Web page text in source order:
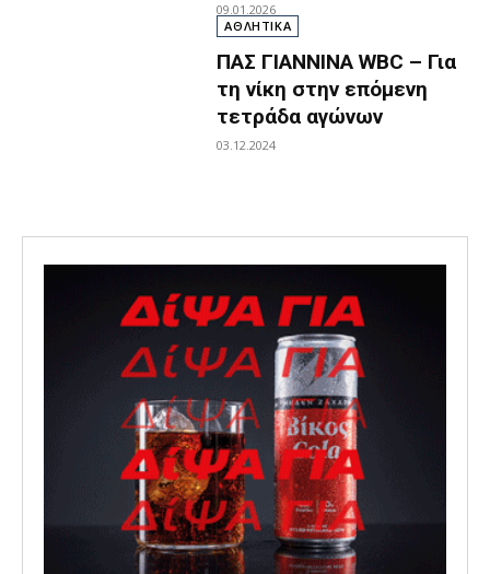
09.01.2026
ΑΘΛΗΤΙΚΑ
ΠΑΣ ΓΙΑΝΝΙΝΑ WBC – Για
τη νίκη στην επόμενη
τετράδα αγώνων
03.12.2024